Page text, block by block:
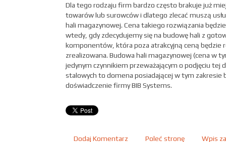
Dla tego rodzaju firm bardzo często brakuje już
towarów lub surowców i dlatego zlecać muszą
hali magazynowej. Cena takiego rozwiązania
wtedy, gdy zdecydujemy się na budowę hali z
komponentów, która poza atrakcyjną ceną będzie
zrealizowana. Budowa hali magazynowej (cena w
jedynym czynnikiem przeważającym o podjęciu tej
stalowych to domena posiadającej w tym zakresie
doświadczenie firmy BIB Systems.
Dodaj Komentarz Poleć stronę Wpis